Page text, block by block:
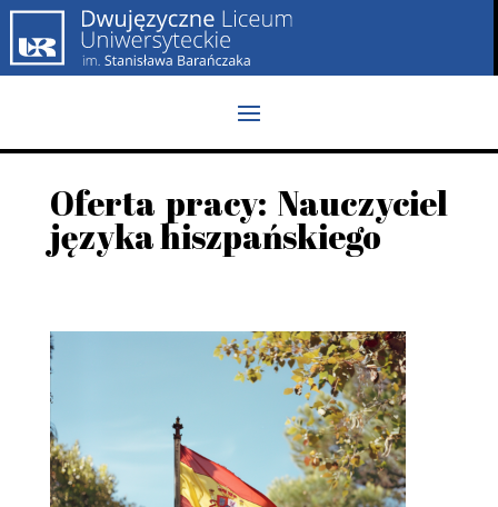
Oferta pracy: Nauczyciel
języka hiszpańskiego